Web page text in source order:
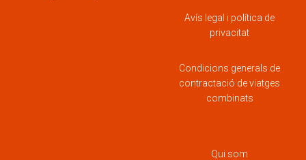
Avís legal i política de
privacitat
Condicions generals de
contractació de viatges
combinats
Qui som